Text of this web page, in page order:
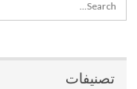
تصنيفات